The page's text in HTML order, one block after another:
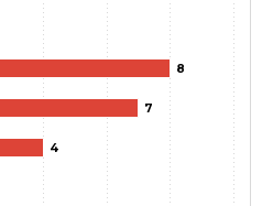
8
7
4